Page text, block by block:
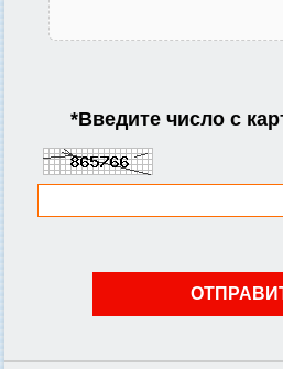
*Введите число с